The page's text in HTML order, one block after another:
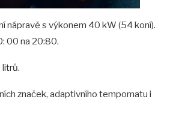
nápravě s výkonem 40 kW (54 koní).
00 na 20:80.
litrů.
značek, adaptivního tempomatu i